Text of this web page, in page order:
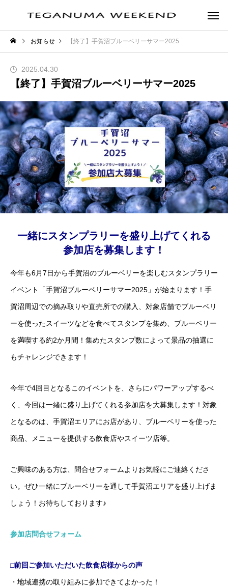
お知らせ 【終了】手賀沼ブルーベリーサマー2025
【終了】手賀沼ブルーベリーサマー2025
2025.04.30
一緒にスタンプラリーを盛り上げてくれる
参加店を募集します！
今年も6月7日から手賀沼のブルーベリーを楽しむスタンプラリー
イベント「手賀沼ブルーベリーサマー2025」が始まります！手
賀沼周辺での摘み取りや直売所での購入、対象店舗でブルーベリ
ーを使ったスイーツなどを食べてスタンプを集め、ブルーベリー
を満喫する約2か月間！集めたスタンプ数によって景品の抽選に
もチャレンジできます！
今年で4回目となるこのイベントを、さらにパワーアップするべ
く、今回は一緒に盛り上げてくれる参加店を大募集します！対象
となるのは、手賀沼エリアにお店があり、ブルーベリーを使った
商品、メニューを提供する飲食店やスイーツ店等。
ご興味のある方は、問合せフォームよりお気軽にご連絡くださ
い。ぜひ一緒にブルーベリーを通して手賀沼エリアを盛り上げま
しょう！お待ちしております♪
参加店問合せフォーム
□前回ご参加いただいた飲食店様からの声
・地域連携の取り組みに参加できてよかった！